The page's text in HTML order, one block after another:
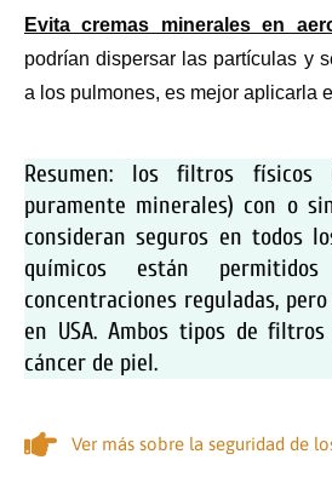
Evita cremas minerales en
podrían dispersar las partículas y
a los pulmones, es mejor aplicarla
Resumen: los filtros físicos
puramente minerales) con o
consideran seguros en todos
químicos están
concentraciones reguladas,
en USA. Ambos tipos de
cáncer de piel.
Ver más sobre la seguridad de